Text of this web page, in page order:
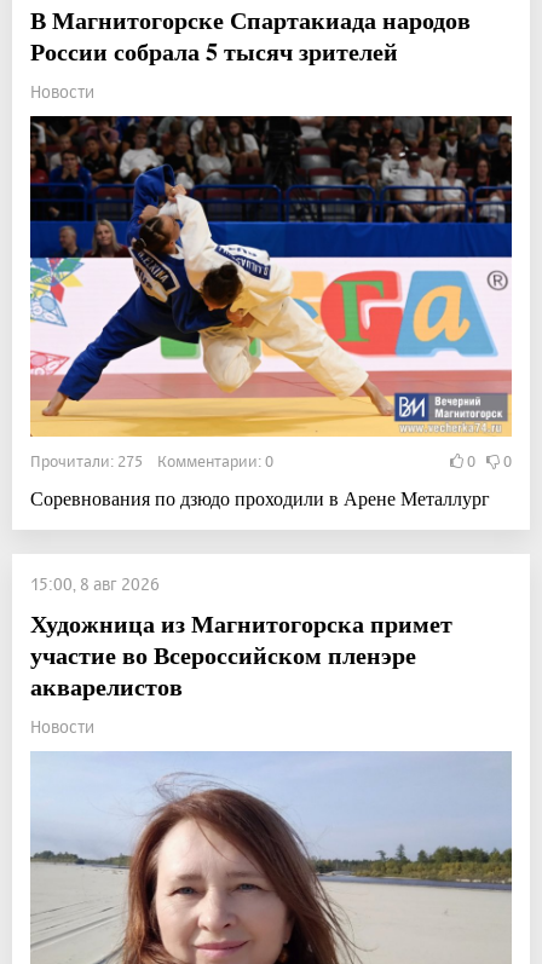
В Магнитогорске Спартакиада народов
России собрала 5 тысяч зрителей
Новости
Прочитали: 275 Комментарии: 0 0 0
Соревнования по дзюдо проходили в Арене Металлург
15:00, 8 авг 2026
Художница из Магнитогорска примет
участие во Всероссийском пленэре
акварелистов
Новости